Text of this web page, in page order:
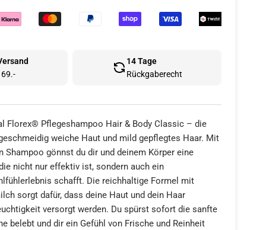
69.-
14 Tage
Rückgaberecht
Florex® Pflegeshampoo Hair & Body Classic – die
weiche Haut und mild gepflegtes Haar. Mit
Shampoo gönnst du dir und deinem Körper eine
nicht nur effektiv ist, sondern auch ein
schafft. Die reichhaltige Formel mit
sorgt dafür, dass deine Haut und dein Haar
versorgt werden. Du spürst sofort die sanfte
belebt und dir ein Gefühl von Frische und Reinheit